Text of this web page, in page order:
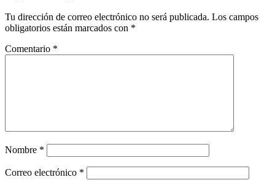
Tu dirección de correo electrónico no será publicada. Los campos
obligatorios están marcados con *
Comentario *
Nombre *
Correo electrónico *